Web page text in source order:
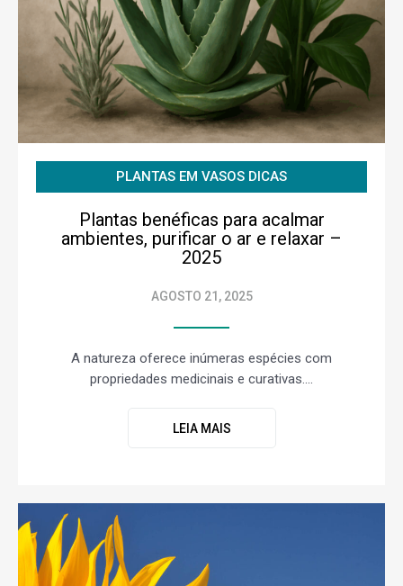
PLANTAS EM VASOS DICAS
Plantas benéficas para acalmar
ambientes, purificar o ar e relaxar –
2025
AGOSTO 21, 2025
A natureza oferece inúmeras espécies com
propriedades medicinais e curativas....
LEIA MAIS